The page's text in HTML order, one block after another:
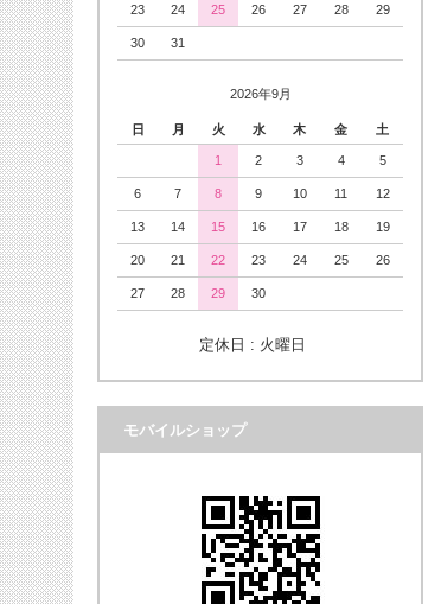
23 24 25 26 27 28 29
30 31
2026年9月
日 月 火 水 木 金 土
1 2 3 4 5
6 7 8 9 10 11 12
13 14 15 16 17 18 19
20 21 22 23 24 25 26
27 28 29 30
定休日 : 火曜日
モバイルショップ